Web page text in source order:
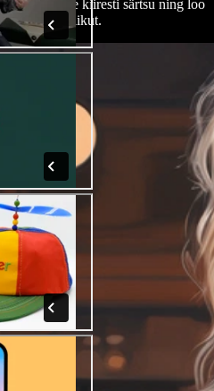
oma videole kiiresti särtsu ning loo
sinu publikut.